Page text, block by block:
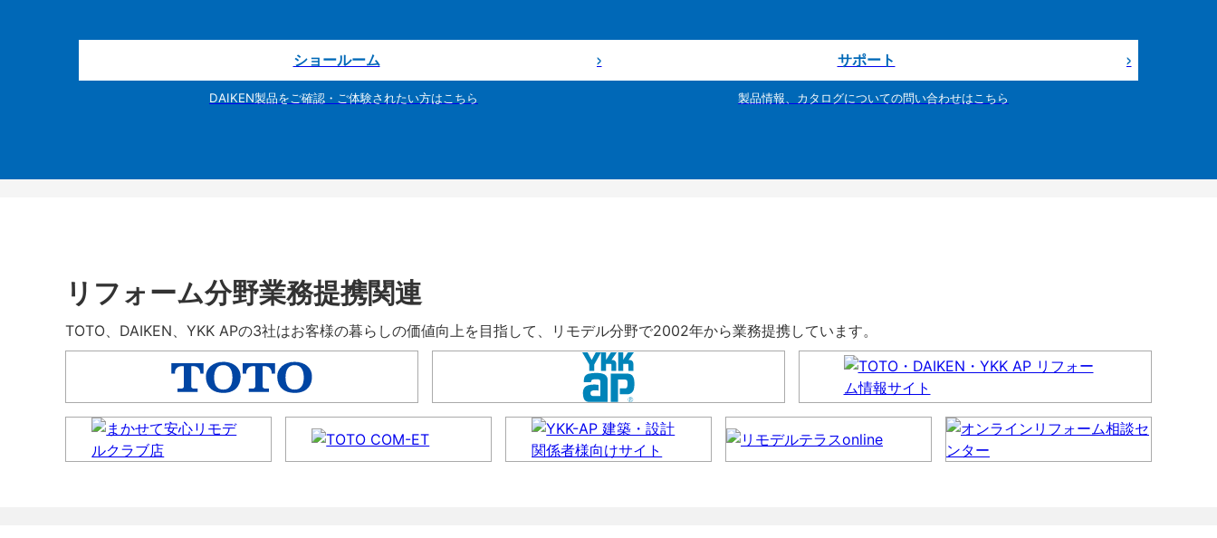
ショールーム
DAIKEN製品をご確認・ご体験されたい方はこちら
サポート
製品情報、カタログについての問い合わせはこちら
リフォーム分野業務提携関連
TOTO、DAIKEN、YKK APの3社はお客様の暮らしの価値向上を目指して、リモデル分野で2002年から業務提携しています。